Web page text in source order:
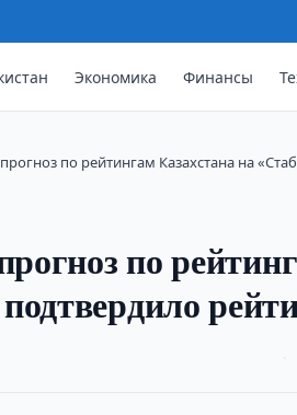
Экономика Финансы
по рейтингам Казахстана на
по